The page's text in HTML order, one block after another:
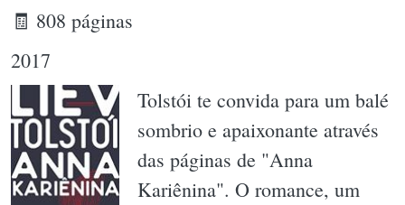
🧾 808 páginas
2017
Tolstói te convida para um balé
sombrio e apaixonante através
das páginas de "Anna
Kariênina". O romance, um